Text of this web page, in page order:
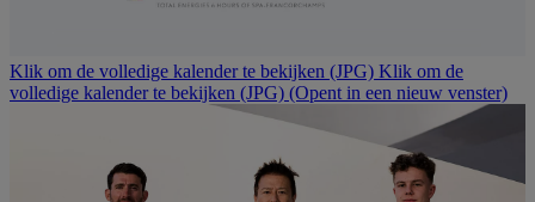
Klik om de volledige kalender te bekijken (JPG) Klik om de
volledige kalender te bekijken (JPG) (Opent in een nieuw venster)